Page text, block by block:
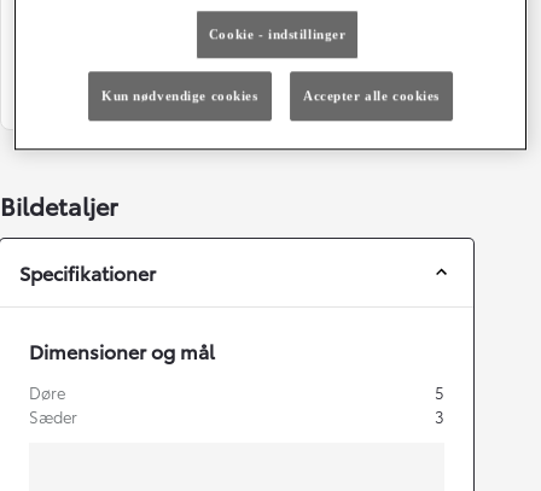
Grøn ejerafgift (årligt)
9.840 kr.
Bildetaljer
Specifikationer
Dimensioner og mål
Døre
5
Sæder
3
Cookie - indstillinger
Kun nødvendige cookies Accepter alle cookies